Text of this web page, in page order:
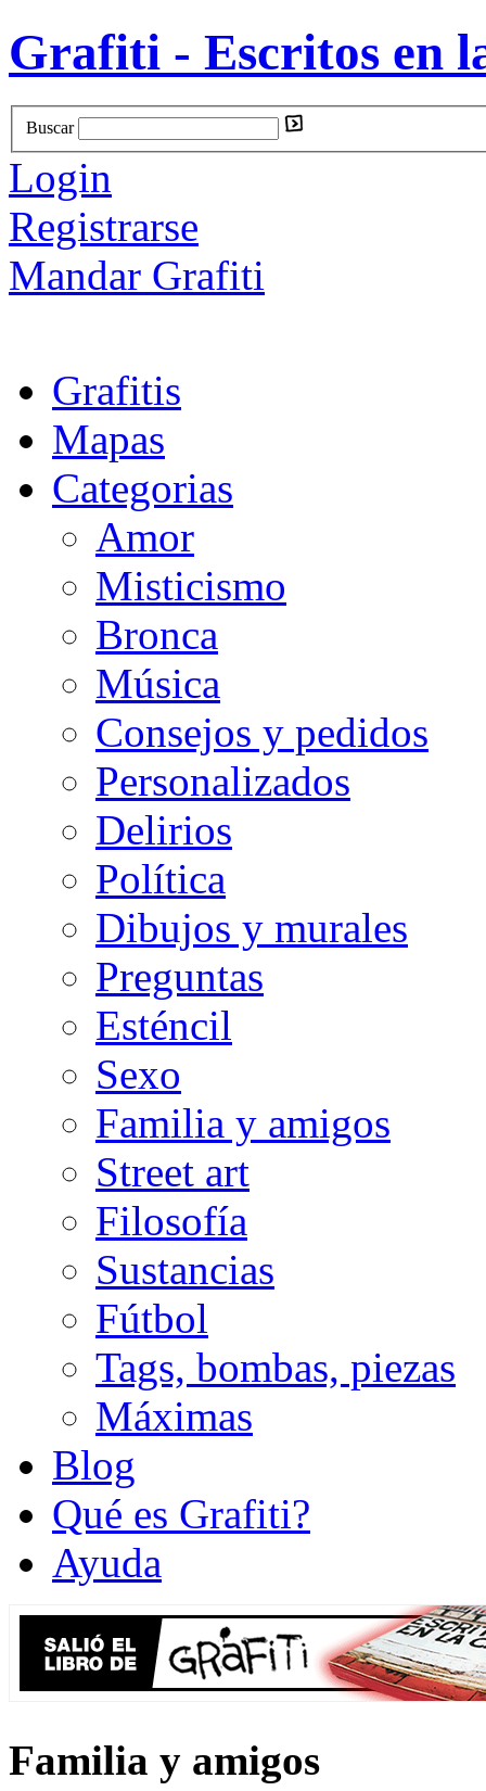
Grafiti - Escritos en
Buscar
Login
Registrarse
Mandar Grafiti
Grafitis
Mapas
Categorias
Amor
Misticismo
Bronca
Música
Consejos y pedidos
Personalizados
Delirios
Política
Dibujos y murales
Preguntas
Esténcil
Sexo
Familia y amigos
Street art
Filosofía
Sustancias
Fútbol
Tags, bombas, piezas
Máximas
Blog
Qué es Grafiti?
Ayuda
Familia y amigos